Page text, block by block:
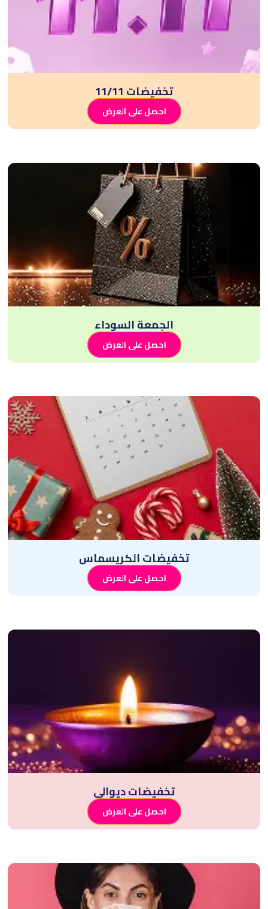
تخفيضات 11/11
احصل على العرض
الجمعة السوداء
احصل على العرض
تخفيضات الكريسماس
احصل على العرض
تخفيضات ديوالي
احصل على العرض